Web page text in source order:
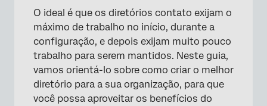
×
O ideal é que os diretórios contato exijam o
máximo de trabalho no início, durante a
configuração, e depois exijam muito pouco
trabalho para serem mantidos. Neste guia,
vamos orientá-lo sobre como criar o melhor
diretório para a sua organização, para que
você possa aproveitar os benefícios do